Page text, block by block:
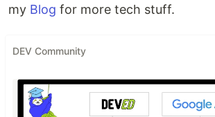
my Blog for more tech stuff.
DEV Community